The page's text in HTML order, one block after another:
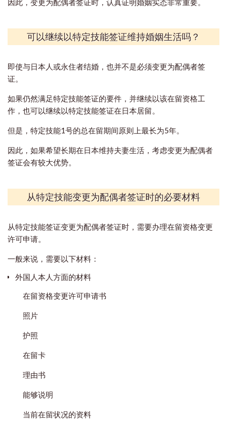
因此，变更为配偶者签证时，认真证明婚姻实态非常重要。
可以继续以特定技能签证维持婚姻生活吗？
即使与日本人或永住者结婚，也并不是必须变更为配偶者签
证。
如果仍然满足特定技能签证的要件，并继续以该在留资格工
作，也可以继续以特定技能签证在日本居留。
但是，特定技能1号的总在留期间原则上最长为5年。
因此，如果希望长期在日本维持夫妻生活，考虑变更为配偶者
签证会有较大优势。
从特定技能变更为配偶者签证时的必要材料
从特定技能签证变更为配偶者签证时，需要办理在留资格变更
许可申请。
一般来说，需要以下材料：
外国人本人方面的材料
在留资格变更许可申请书
照片
护照
在留卡
理由书
能够说明
当前在留状况的资料